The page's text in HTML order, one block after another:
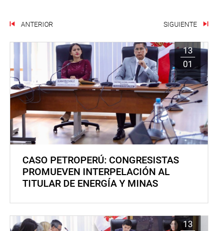
ANTERIOR SIGUIENTE
13
01
CASO PETROPERÚ: CONGRESISTAS
PROMUEVEN INTERPELACIÓN AL
TITULAR DE ENERGÍA Y MINAS
13